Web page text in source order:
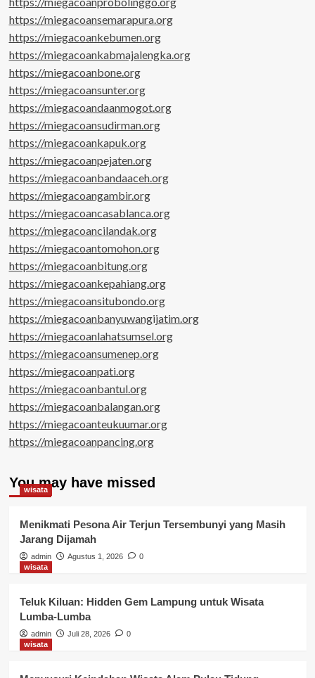
https://miegacoansemarapura.org
https://miegacoankebumen.org
https://miegacoankabmajalengka.org
https://miegacoanbone.org
https://miegacoansunter.org
https://miegacoandaanmogot.org
https://miegacoansudirman.org
https://miegacoankapuk.org
https://miegacoanpejaten.org
https://miegacoanbandaaceh.org
https://miegacoangambir.org
https://miegacoancasablanca.org
https://miegacoancilandak.org
https://miegacoantomohon.org
https://miegacoanbitung.org
https://miegacoankepahiang.org
https://miegacoansitubondo.org
https://miegacoanbanyuwangijatim.org
https://miegacoanlahatsumsel.org
https://miegacoansumenep.org
https://miegacoanpati.org
https://miegacoanbantul.org
https://miegacoanbalangan.org
https://miegacoanteukuumar.org
https://miegacoanpancing.org
You may have missed
wisata
Menikmati Pesona Air Terjun Tersembunyi yang Masih
Jarang Dijamah
admin Agustus 1, 2026
0
wisata
Teluk Kiluan: Hidden Gem Lampung untuk Wisata
Lumba-Lumba
admin Juli 28, 2026
0
wisata